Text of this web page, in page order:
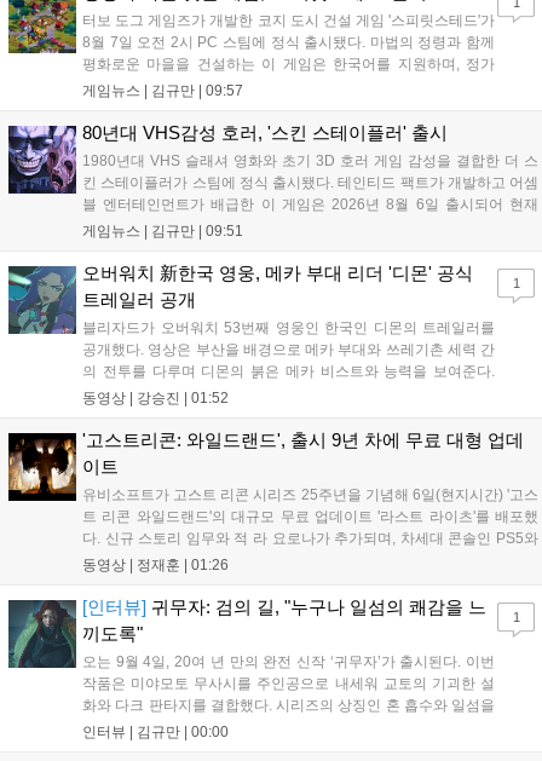
지에서 확인 가능하다....
터보 도그 게임즈가 개발한 코지 도시 건설 게임 '스피릿스테드'가
8월 7일 오전 2시 PC 스팀에 정식 출시됐다. 마법의 정령과 함께
평화로운 마을을 건설하는 이 게임은 한국어를 지원하며, 정가
10,700원에서 10% 할인된 9,630원에 판매된다. 플레이어는 어
고 정령을 활용해 공동체를 성장시킬 수 있다. 따뜻한 손그림 그
래픽이 특징이며, 부담 없이 즐길 수 있는 힐링 게임으로 기대를
모으고 있다....
게임뉴스 | 김규만 09:57
80년대 VHS감성 호러, '스킨 스테이플러' 출시
1980년대 VHS 슬래셔 영화와 초기 3D 호러 게임 감성을 결합한 더 스
킨 스테이플러가 스팀에 정식 출시됐다. 테인티드 팩트가 개발하고 어셈
블 엔터테인먼트가 배급한 이 게임은 2026년 8월 6일 출시되어 현재
15,000원에 판매 중이다. 캐리언 시티를 배경으로 연쇄살인 사건을 추적
통해 밀도 높은 공포를 선사한다....
게임뉴스 | 김규만 09:51
오버워치 新한국 영웅, 메카 부대 리더 '디몬' 공식
트레일러 공개
블리자드가 오버워치 53번째 영웅인 한국인 디몬의 트레일러를
공개했다. 영상은 부산을 배경으로 메카 부대와 쓰레기촌 세력 간
의 전투를 다루며 디몬의 붉은 메카 비스트와 능력을 보여준다.
블리자드는 7일 게임플레이 영상 공개를 시작으로 10일 시즌4 트
시할 예정이다. 향후 메카 부대와 탈론의 대립이 본격화될 전망이
다....
동영상 | 강승진 01:52
1
'고스트리콘: 와일드랜드', 출시 9년 차에 무료 대형 업데
이트
유비소프트가 고스트 리콘 시리즈 25주년을 기념해 6일(현지시간) '고스
트 리콘 와일드랜드'의 대규모 무료 업데이트 '라스트 라이츠'를 배포했
다. 신규 스토리 임무와 적 라 요로나가 추가되며, 차세대 콘솔인 PS5와
Xbox Series X|S에서 4K 60FPS를 지원한다. 또한 편의성 개선과 함께
리를 제공한다....
동영상 | 정재훈 01:26
[인터뷰] 귀무자: 검의 길, "누구나 일섬의 쾌감을 느
끼도록"
오는 9월 4일, 20여 년 만의 완전 신작 ‘귀무자’가 출시된다. 이번
작품은 미야모토 무사시를 주인공으로 내세워 교토의 기괴한 설
화와 다크 판타지를 결합했다. 시리즈의 상징인 혼 흡수와 일섬을
계승하면서도, 현대적인 검극 액션과 '무너뜨리기 일섬'을 더해 전
인터뷰 | 김규만 00:00
1